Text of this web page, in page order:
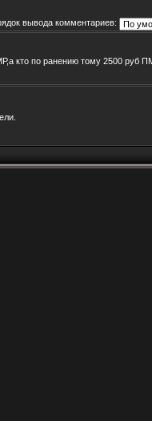
вывода комментариев:
кто по ранению тому 2500 руб